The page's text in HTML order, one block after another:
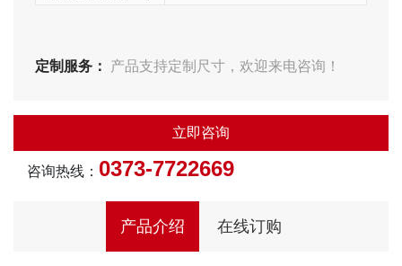
定制服务： 产品支持定制尺寸，欢迎来电咨询！
立即咨询
咨询热线： 0373-7722669
产品介绍 在线订购